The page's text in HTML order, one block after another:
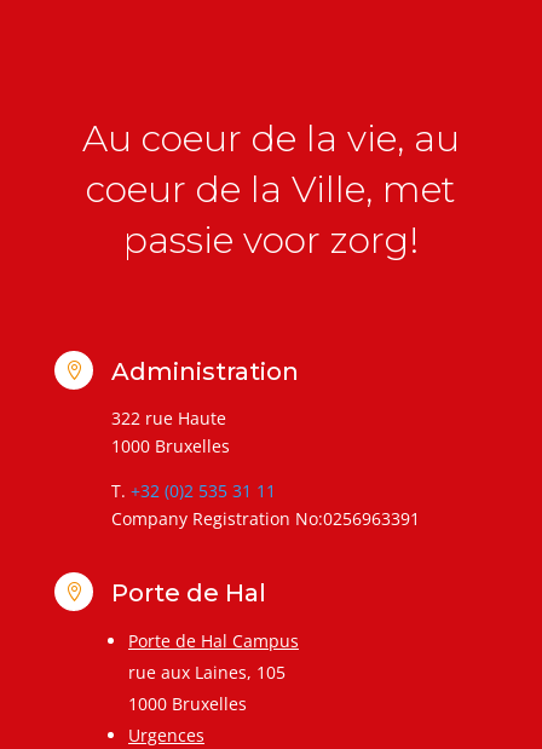
Au coeur de la vie, au
coeur de la Ville, met
passie voor zorg!
 Administration
322 rue Haute
1000 Bruxelles
T. +32 (0)2 535 31 11
Company Registration No:0256963391
 Porte de Hal
Porte de Hal Campus
rue aux Laines, 105
1000 Bruxelles
Urgences